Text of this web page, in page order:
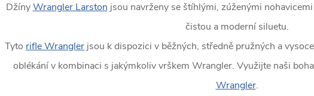
DžínyWrangler Larston jsou navrženy se štíhlými, zúženými
čistou a moderní siluetu.
Tyto rifle Wrangler jsou k dispozici v běžných, středně pružných a
oblékání v kombinaci s jakýmkoliv vrškem Wrangler. Využijte naši
Wrangler.